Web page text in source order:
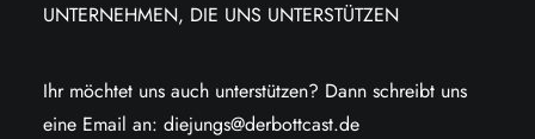
UNTERNEHMEN, DIE UNS UNTERSTÜTZEN
Ihr möchtet uns auch unterstützen? Dann schreibt uns
eine Email an: diejungs@derbottcast.de